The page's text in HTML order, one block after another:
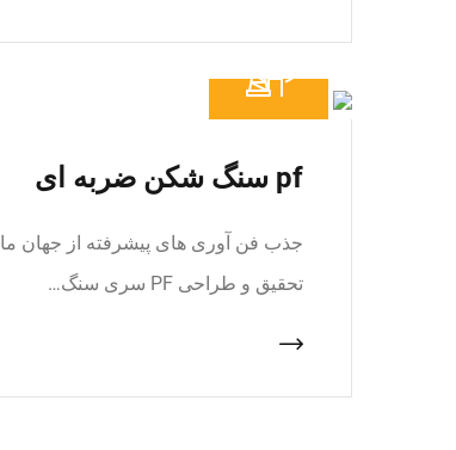
pf سنگ شکن ضربه ای
جذب فن آوری های پیشرفته از جهان ما
تحقیق و طراحی PF سری سنگ…